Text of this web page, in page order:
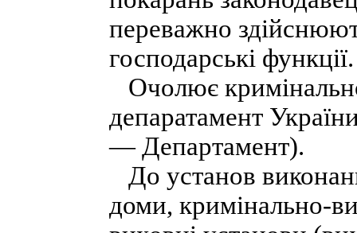
переважно
господарські функції.
Очолює
депаратамент
— Департамент).
До установ
доми, кримінально-